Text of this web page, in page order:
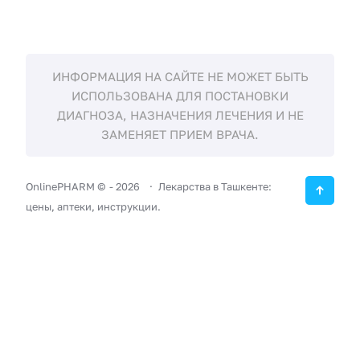
ИНФОРМАЦИЯ НА САЙТЕ НЕ МОЖЕТ БЫТЬ
ИСПОЛЬЗОВАНА ДЛЯ ПОСТАНОВКИ
ДИАГНОЗА, НАЗНАЧЕНИЯ ЛЕЧЕНИЯ И НЕ
ЗАМЕНЯЕТ ПРИЕМ ВРАЧА.
OnlinePHARM © -2026
Лекарства в Ташкенте:
цены, аптеки, инструкции.